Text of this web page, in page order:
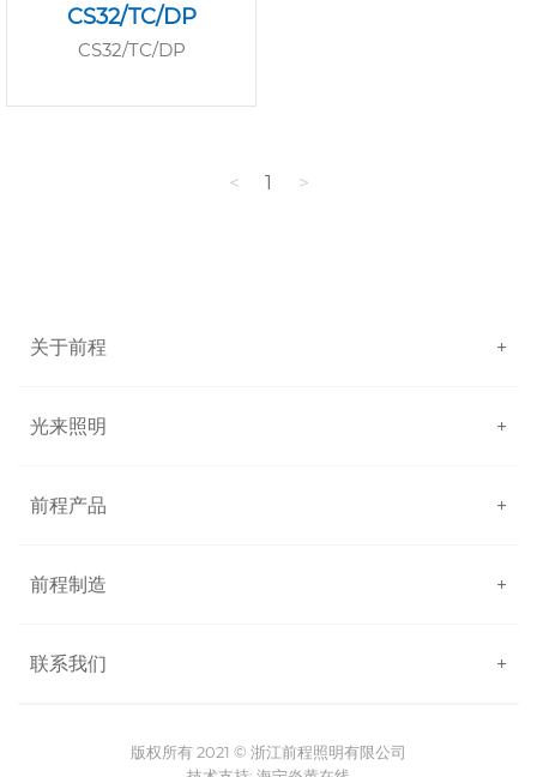
CS32/TC/DP
CS32/TC/DP
< 1 >
关于前程 +
光来照明 +
前程产品 +
前程制造 +
联系我们 +
版权所有 2021 © 浙江前程照明有限公司